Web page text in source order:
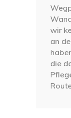
wir
an
die